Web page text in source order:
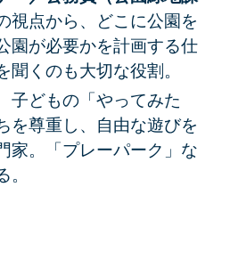
視点から、どこに公園を
園が必要かを計画する仕
聞くのも大切な役割。
子どもの「やってみた
を尊重し、自由な遊びを
家。「プレーパーク」な
。